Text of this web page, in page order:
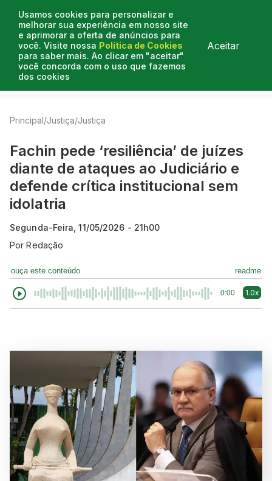
Usamos cookies para personalizar e
melhorar sua experiência em nosso site
e aprimorar a oferta de anúncios para
você. Visite nossa Política de Cookies
para saber mais. Ao clicar em "aceitar"
você concorda com o uso que fazemos
dos cookies
Aceitar
Entrevistas
Principal/Justiça/Justiça
Fachin pede ‘resiliência’ de juízes
diante de ataques ao Judiciário e
defende crítica institucional sem
idolatria
Segunda-Feira, 11/05/2026 - 21h00
PorRedação
ouça este conteúdo readme
0:00 1.0x